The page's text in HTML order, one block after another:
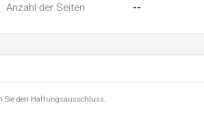
Anzahl der Seiten --
Sie den Haftungsausschluss.